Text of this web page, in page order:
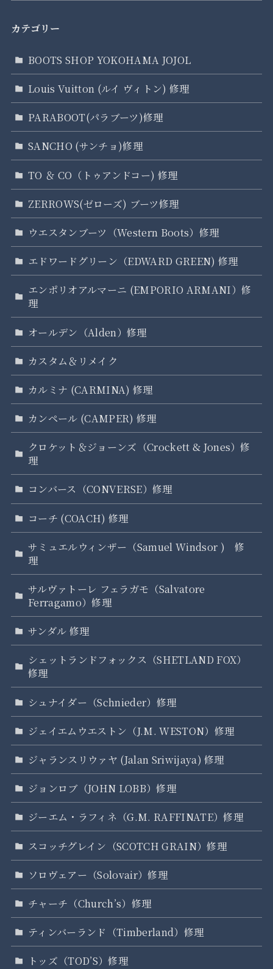
カテゴリー
BOOTS SHOP YOKOHAMA JOJOL
Louis Vuitton (ルイ ヴィトン) 修理
PARABOOT(パラブーツ)修理
SANCHO (サンチョ)修理
TO ＆ CO（トゥアンドコー) 修理
ZERROWS(ゼローズ) ブーツ修理
ウエスタンブーツ（Western Boots）修理
エドワードグリーン（EDWARD GREEN) 修理
エンポリオアルマーニ (EMPORIO ARMANI）修
理
オールデン（Alden）修理
カスタム＆リメイク
カルミナ (CARMINA) 修理
カンペール (CAMPER) 修理
クロケット＆ジョーンズ（Crockett & Jones）修
理
コンバース（CONVERSE）修理
コーチ (COACH) 修理
サミュエルウィンザー（Samuel Windsor ) 修
理
サルヴァトーレ フェラガモ（Salvatore
Ferragamo）修理
サンダル 修理
シェットランドフォックス（SHETLAND FOX）
修理
シュナイダー（Schnieder）修理
ジェイエムウエストン（J.M. WESTON）修理
ジャランスリウァヤ (Jalan Sriwijaya) 修理
ジョンロブ（JOHN LOBB）修理
ジーエム・ラフィネ（G.M. RAFFINATE）修理
スコッチグレイン（SCOTCH GRAIN）修理
ソロヴェアー（Solovair）修理
チャーチ（Church’s）修理
ティンバーランド（Timberland）修理
トッズ（TOD’S）修理